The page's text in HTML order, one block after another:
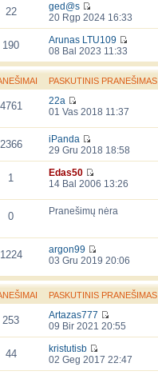
22
ged@s
20 Rgp 2024 16:33
190
Arunas LTU109
08 Bal 2023 11:33
PASKUTINIS PRANEŠIMAS
4761
22a
01 Vas 2018 11:37
2366
iPanda
29 Gru 2018 18:58
1
Edas50
14 Bal 2006 13:26
0 Pranešimų nėra
1224
argon99
03 Gru 2019 20:06
PASKUTINIS PRANEŠIMAS
253
Artazas777
09 Bir 2021 20:55
44
kristutisb
02 Geg 2017 22:47